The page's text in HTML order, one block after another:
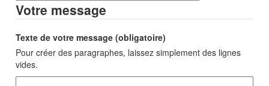
Votre message
Texte de votre message (obligatoire)
Pour créer des paragraphes, laissez simplement des lignes
vides.